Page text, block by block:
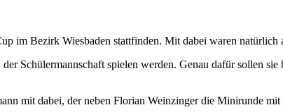
im Bezirk Wiesbaden stattfinden. Mit dabei waren natürlich
Schülermannschaft spielen werden. Genau dafür sollen sie
mit dabei, der neben Florian Weinzinger die Minirunde mit